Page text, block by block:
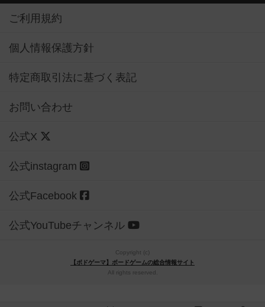
ご利用規約
個人情報保護方針
特定商取引法に基づく表記
お問い合わせ
公式X
公式instagram
公式Facebook
公式YouTubeチャンネル
Copyright (c)
【ボドゲーマ】ボードゲームの総合情報サイト
All rights reserved.